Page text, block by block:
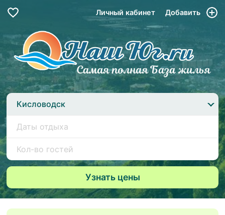
Личный кабинет Добавить
Кисловодск